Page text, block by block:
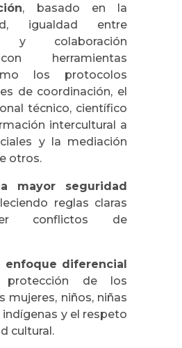
, basado en la
igualdad entre
y colaboración
herramientas
los protocolos
de coordinación, el
técnico, científico
intercultural a
y la mediación
otros.
mayor seguridad
reglas claras
conflictos de
enfoque diferencial
protección de los
mujeres, niños, niñas
y el respeto
cultural.